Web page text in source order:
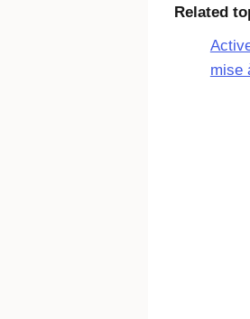
Related
mise